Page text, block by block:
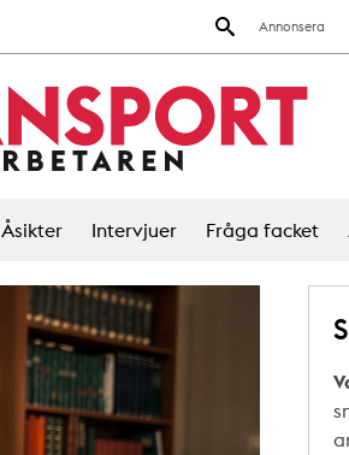
Annonsera
Åsikter Intervjuer Fråga facket